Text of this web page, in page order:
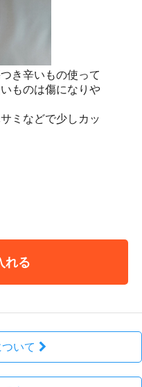
き辛いもの使って
ものは傷になりや
ミなどで少しカッ
れる
いて